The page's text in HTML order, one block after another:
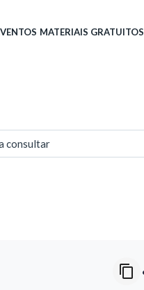
MATERIAIS GRATUITOS
consultar